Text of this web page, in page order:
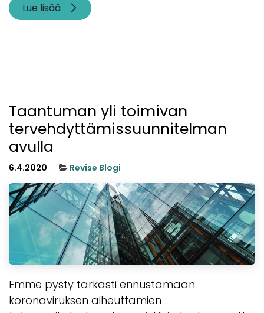
Lue lisää
Taantuman yli toimivan
tervehdyttämissuunnitelman
avulla
6.4.2020 Revise Blogi
Emme pysty tarkasti ennustamaan
koronaviruksen aiheuttamien